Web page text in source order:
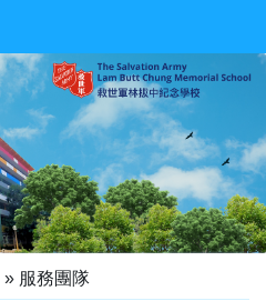
» 服務團隊